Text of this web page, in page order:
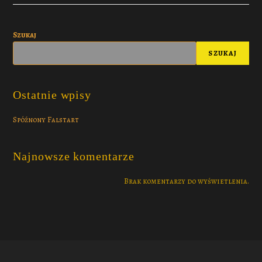
Szukaj
SZUKAJ
Ostatnie wpisy
Spóźnony Falstart
Najnowsze komentarze
Brak komentarzy do wyświetlenia.